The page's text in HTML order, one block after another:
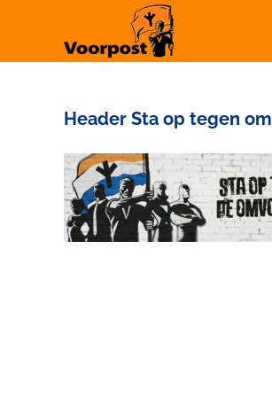
Header Sta op tegen